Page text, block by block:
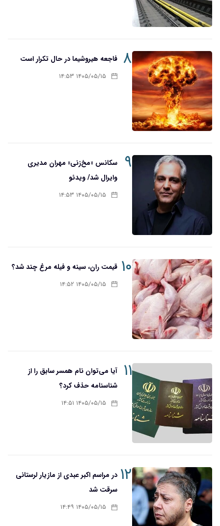
۸ فاجعه هیروشیما در حال تکرار است
۱۴۰۵/۰۵/۱۵ ۱۴:۵۳
۹
سکانس «مخ‌زنی» مهران مدیری
وایرال شد/ ویدئو
۱۴۰۵/۰۵/۱۵ ۱۴:۵۳
۱۰ قیمت ران، سینه و فیله مرغ چند شد؟
۱۴۰۵/۰۵/۱۵ ۱۴:۵۲
۱۱
آیا می‌توان نام همسر سابق را از
شناسنامه حذف کرد؟
۱۴۰۵/۰۵/۱۵ ۱۴:۵۱
۱۲در مراسم اکبر عبدی از مازیار لرستانی
سرقت شد
۱۴۰۵/۰۵/۱۵ ۱۴:۴۹